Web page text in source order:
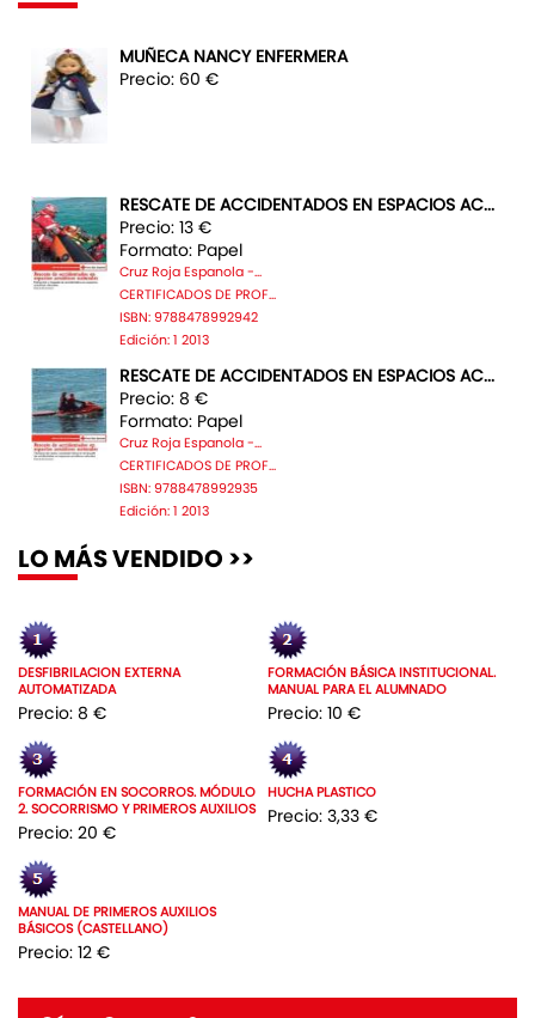
MUÑECA NANCY ENFERMERA
Precio: 60 €
RESCATE DE ACCIDENTADOS EN ESPACIOS AC...
Precio: 13 €
Formato: Papel
Cruz Roja Espanola -...
CERTIFICADOS DE PROF...
ISBN: 9788478992942
Edición: 1 2013
RESCATE DE ACCIDENTADOS EN ESPACIOS AC...
Precio: 8 €
Formato: Papel
Cruz Roja Espanola -...
CERTIFICADOS DE PROF...
ISBN: 9788478992935
Edición: 1 2013
LO MÁS VENDIDO >>
DESFIBRILACION EXTERNA
AUTOMATIZADA
Precio: 8 €
FORMACIÓN BÁSICA INSTITUCIONAL.
MANUAL PARA EL ALUMNADO
Precio: 10 €
FORMACIÓN EN SOCORROS. MÓDULO
2. SOCORRISMO Y PRIMEROS AUXILIOS
Precio: 20 €
HUCHA PLASTICO
Precio: 3,33 €
MANUAL DE PRIMEROS AUXILIOS
BÁSICOS (CASTELLANO)
Precio: 12 €